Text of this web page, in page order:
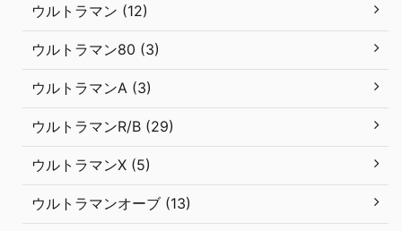
ウルトラマン (12)
ウルトラマン80 (3)
ウルトラマンA (3)
ウルトラマンR/B (29)
ウルトラマンX (5)
ウルトラマンオーブ (13)